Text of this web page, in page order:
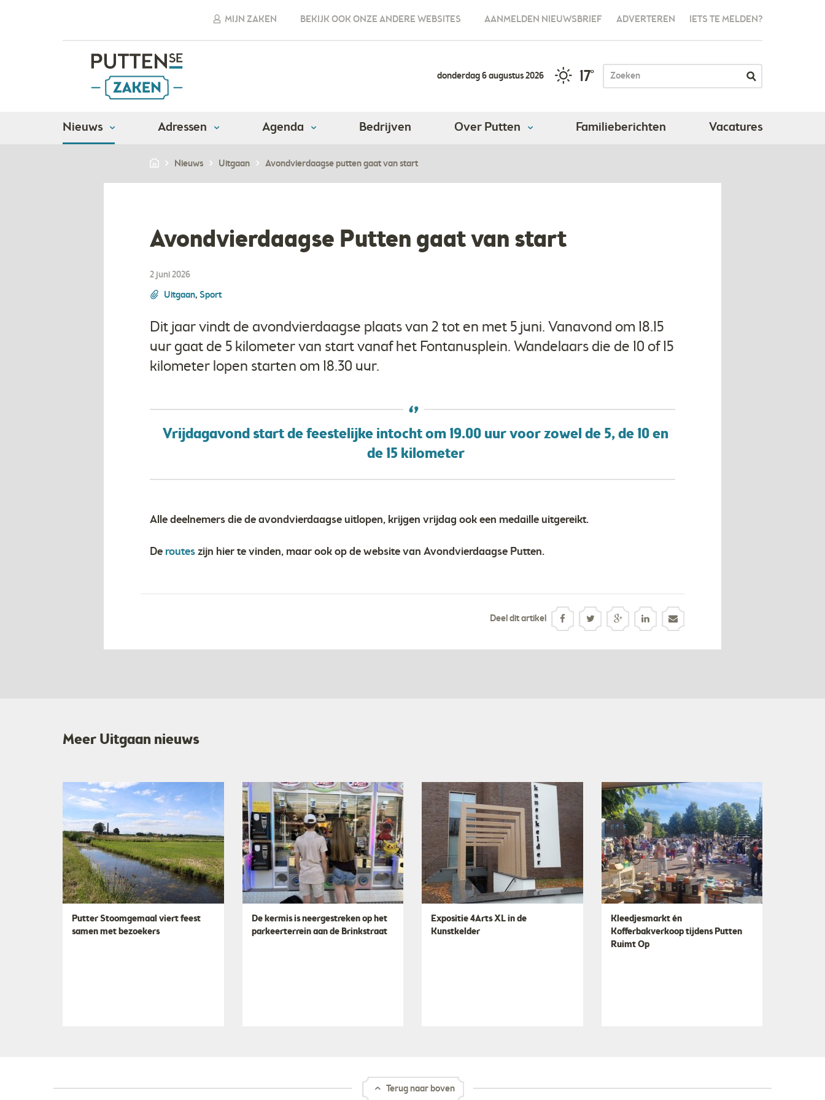
MIJN ZAKEN BEKIJK OOK ONZE ANDERE WEBSITES AANMELDEN NIEUWSBRIEF ADVERTEREN IETS TE MELDEN?
donderdag 6 augustus 2026 17°
Nieuws Adressen Agenda Bedrijven Over Putten Familieberichten Vacatures
Nieuws Uitgaan Avondvierdaagse putten gaat van start
​Avondvierdaagse Putten gaat van start
2 juni 2026
Uitgaan, Sport
Dit jaar vindt de avondvierdaagse plaats van 2 tot en met 5 juni. Vanavond om 18.15
uur gaat de 5 kilometer van start vanaf het Fontanusplein. Wandelaars die de 10 of 15
kilometer lopen starten om 18.30 uur.
Vrijdagavond start de feestelijke intocht om 19.00 uur voor zowel de 5, de 10 en
de 15 kilometer
Alle deelnemers die de avondvierdaagse uitlopen, krijgen vrijdag ook een medaille uitgereikt.
De routeszijn hier te vinden, maar ook op de website van Avondvierdaagse Putten.
Deel dit artikel
Meer Uitgaan nieuws
Putter Stoomgemaal viert feest
samen met bezoekers
De kermis is neergestreken op het
parkeerterrein aan de Brinkstraat
​Expositie 4Arts XL in de
Kunstkelder
​Kleedjesmarkt én
Kofferbakverkoop tijdens Putten
Ruimt Op
Terug naar boven